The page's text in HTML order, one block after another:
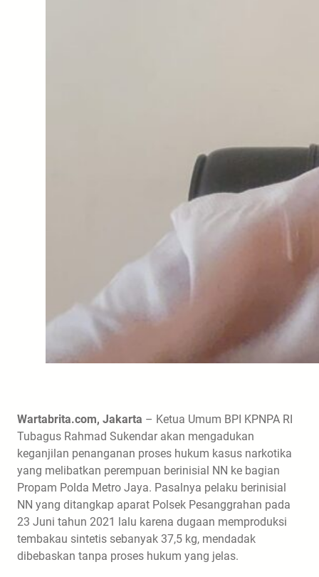
Wartabrita.com, Jakarta – Ketua Umum BPI KPNPA RI
Tubagus Rahmad Sukendar akan mengadukan
keganjilan penanganan proses hukum kasus narkotika
yang melibatkan perempuan berinisial NN ke bagian
Propam Polda Metro Jaya. Pasalnya pelaku berinisial
NN yang ditangkap aparat Polsek Pesanggrahan pada
23 Juni tahun 2021 lalu karena dugaan memproduksi
tembakau sintetis sebanyak 37,5 kg, mendadak
dibebaskan tanpa proses hukum yang jelas.